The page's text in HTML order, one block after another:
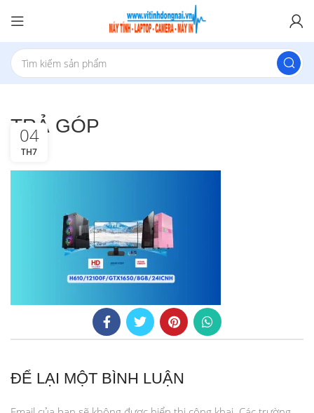
TRẢ GÓP
04
TH7
ĐỂ LẠI MỘT BÌNH LUẬN